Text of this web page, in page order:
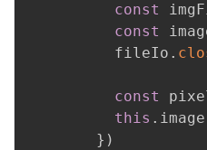
const
const
          fileIo
.
const
this . image
} )